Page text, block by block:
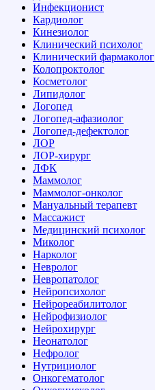
Инфекционист
Кардиолог
Кинезиолог
Клинический психолог
Клинический фармаколог
Колопроктолог
Косметолог
Липидолог
Логопед
Логопед-афазиолог
Логопед-дефектолог
ЛОР
ЛОР-хирург
ЛФК
Маммолог
Маммолог-онколог
Мануальный терапевт
Массажист
Медицинский психолог
Миколог
Нарколог
Невролог
Невропатолог
Нейропсихолог
Нейрореабилитолог
Нейрофизиолог
Нейрохирург
Неонатолог
Нефролог
Нутрициолог
Онкогематолог